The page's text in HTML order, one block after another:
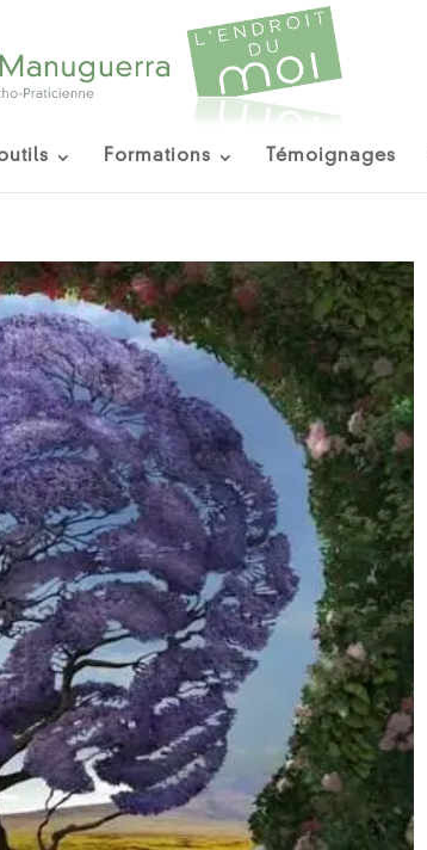
Formations Témoignages